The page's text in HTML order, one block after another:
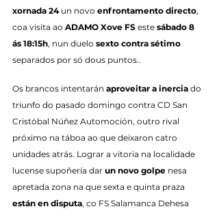
xornada 24 un novo enfrontamento directo,
coa visita ao ADAMO Xove FS este sábado 8
ás 18:15h, nun duelo sexto contra sétimo
separados por só dous puntos..
Os brancos intentarán aproveitar a inercia do
triunfo do pasado domingo contra CD San
Cristóbal Núñez Automoción, outro rival
próximo na táboa ao que deixaron catro
unidades atrás. Lograr a vitoria na localidade
lucense supoñería dar un novo golpe nesa
apretada zona na que sexta e quinta praza
están en disputa, co FS Salamanca Dehesa